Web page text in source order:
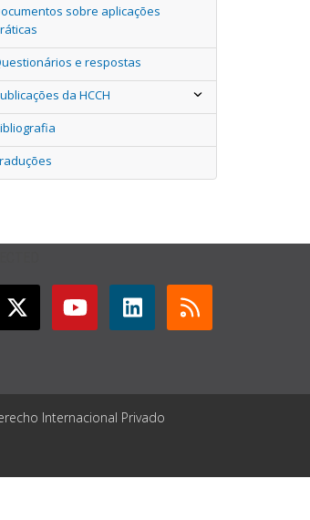
sobre aplicações
e respostas
da HCCH
Internacional Privado